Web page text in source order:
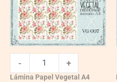
- +
Lámina Papel Vegetal A4